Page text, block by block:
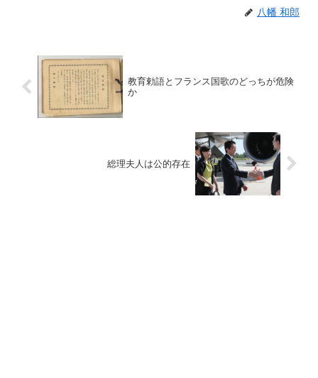
八幡 和郎
教育勅語とフランス国歌のどっちが危険
か
総理夫人は公的存在